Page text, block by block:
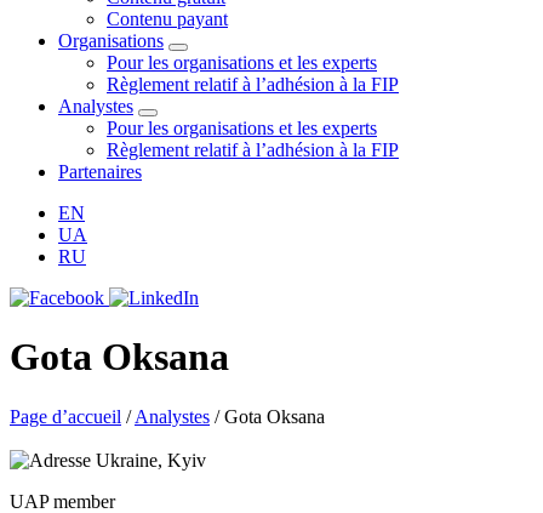
Contenu payant
Organisations
Pour les organisations et les experts
Règlement relatif à l’adhésion à la FIP
Analystes
Pour les organisations et les experts
Règlement relatif à l’adhésion à la FIP
Partenaires
EN
UA
RU
Gota Oksana
Page d’accueil /Analystes /Gota Oksana
Ukraine, Kyiv
UAP member